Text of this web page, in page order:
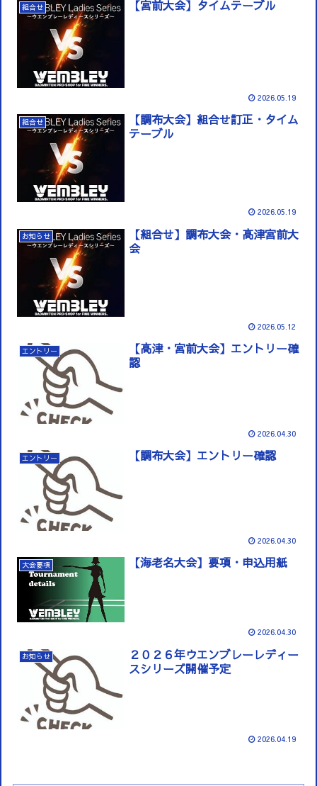
組合せ 【宮前大会】タイムテーブル
2026.05.19
組合せ
【調布大会】組合せ訂正・タイム
テーブル
2026.05.19
お知らせ
【組合せ】調布大会・高津宮前大
会
2026.05.12
エントリー
【高津・宮前大会】エントリー確
認
2026.04.30
エントリー 【調布大会】エントリー確認
2026.04.30
大会要項 【海老名大会】要項・申込用紙
2026.04.30
お知らせ
２０２６年ウエンブレーレディー
スシリーズ開催予定
2026.04.19